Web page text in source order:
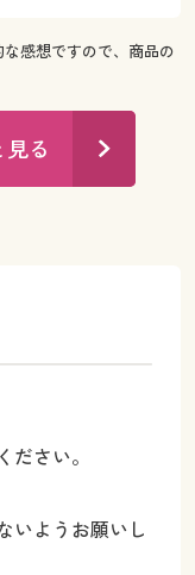
感想ですので、商品の
る
さい。
いようお願いし